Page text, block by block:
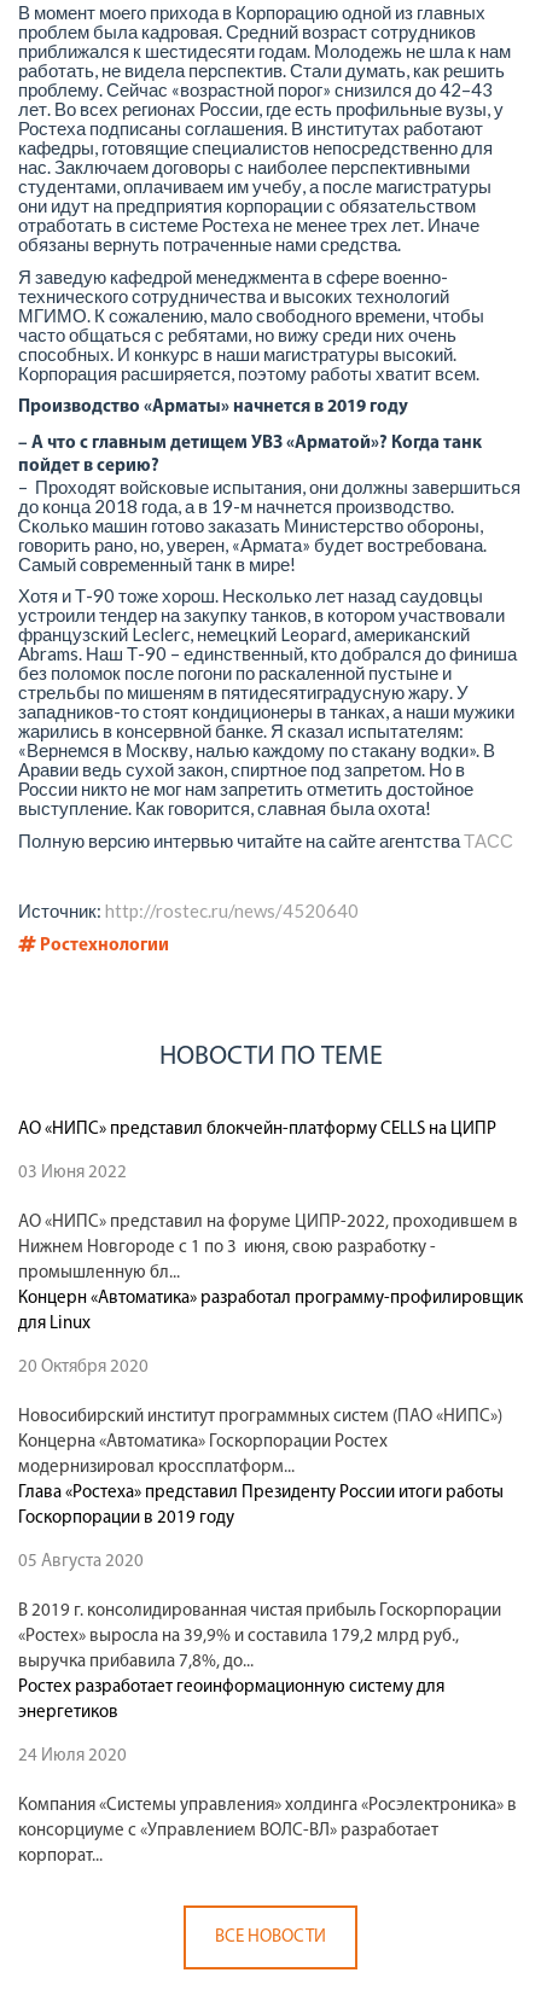
В момент моего прихода в Корпорацию одной из главных
проблем была кадровая. Средний возраст сотрудников
приближался к шестидесяти годам. Молодежь не шла к нам
работать, не видела перспектив. Стали думать, как решить
проблему. Сейчас «возрастной порог» снизился до 42–43
лет. Во всех регионах России, где есть профильные вузы, у
Ростеха подписаны соглашения. В институтах работают
кафедры, готовящие специалистов непосредственно для
нас. Заключаем договоры с наиболее перспективными
студентами, оплачиваем им учебу, а после магистратуры
они идут на предприятия корпорации с обязательством
отработать в системе Ростеха не менее трех лет. Иначе
обязаны вернуть потраченные нами средства.
Я заведую кафедрой менеджмента в сфере военно-
технического сотрудничества и высоких технологий
МГИМО. К сожалению, мало свободного времени, чтобы
часто общаться с ребятами, но вижу среди них очень
способных. И конкурс в наши магистратуры высокий.
Корпорация расширяется, поэтому работы хватит всем.
Производство «Арматы» начнется в 2019 году
– А что с главным детищем УВЗ «Арматой»? Когда танк
пойдет в серию?
– Проходят войсковые испытания, они должны завершиться
до конца 2018 года, а в 19-м начнется производство.
Сколько машин готово заказать Министерство обороны,
говорить рано, но, уверен, «Армата» будет востребована.
Самый современный танк в мире!
Хотя и Т-90 тоже хорош. Несколько лет назад саудовцы
устроили тендер на закупку танков, в котором участвовали
французский Leclerc, немецкий Leopard, американский
Abrams. Наш Т-90 – единственный, кто добрался до финиша
без поломок после погони по раскаленной пустыне и
стрельбы по мишеням в пятидесятиградусную жару. У
западников-то стоят кондиционеры в танках, а наши мужики
жарились в консервной банке. Я сказал испытателям:
«Вернемся в Москву, налью каждому по стакану водки». В
Аравии ведь сухой закон, спиртное под запретом. Но в
России никто не мог нам запретить отметить достойное
выступление. Как говорится, славная была охота!
Полную версию интервью читайте на сайте агентстваТАСС
Источник: http://rostec.ru/news/4520640
Ростехнологии
НОВОСТИ ПО ТЕМЕ
АО «НИПС» представил блокчейн-платформу CELLS на ЦИПР
03 Июня 2022
АО «НИПС» представил на форуме ЦИПР-2022, проходившем в
Нижнем Новгороде с 1 по 3 июня, свою разработку -
промышленную бл...
Концерн «Автоматика» разработал программу-профилировщик
для Linux
20 Октября 2020
Новосибирский институт программных систем (ПАО «НИПС»)
Концерна «Автоматика» Госкорпорации Ростех
модернизировал кроссплатформ...
Глава «Ростеха» представил Президенту России итоги работы
Госкорпорации в 2019 году
05 Августа 2020
В 2019 г. консолидированная чистая прибыль Госкорпорации
«Ростех» выросла на 39,9% и составила 179,2 млрд руб.,
выручка прибавила 7,8%, до...
Ростех разработает геоинформационную систему для
энергетиков
24 Июля 2020
Компания «Системы управления» холдинга «Росэлектроника» в
консорциуме с «Управлением ВОЛС-ВЛ» разработает
корпорат...
ВСЕ НОВОСТИ